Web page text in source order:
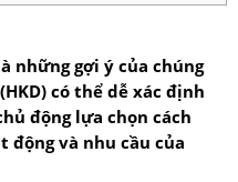
những gợi ý của chúng
có thể dễ xác định
động lựa chọn cách
và nhu cầu của